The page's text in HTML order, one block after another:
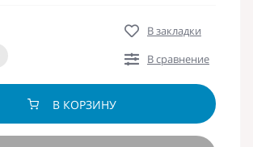
В закладки
В сравнение
В КОРЗИНУ